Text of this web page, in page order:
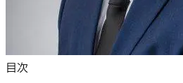
目次